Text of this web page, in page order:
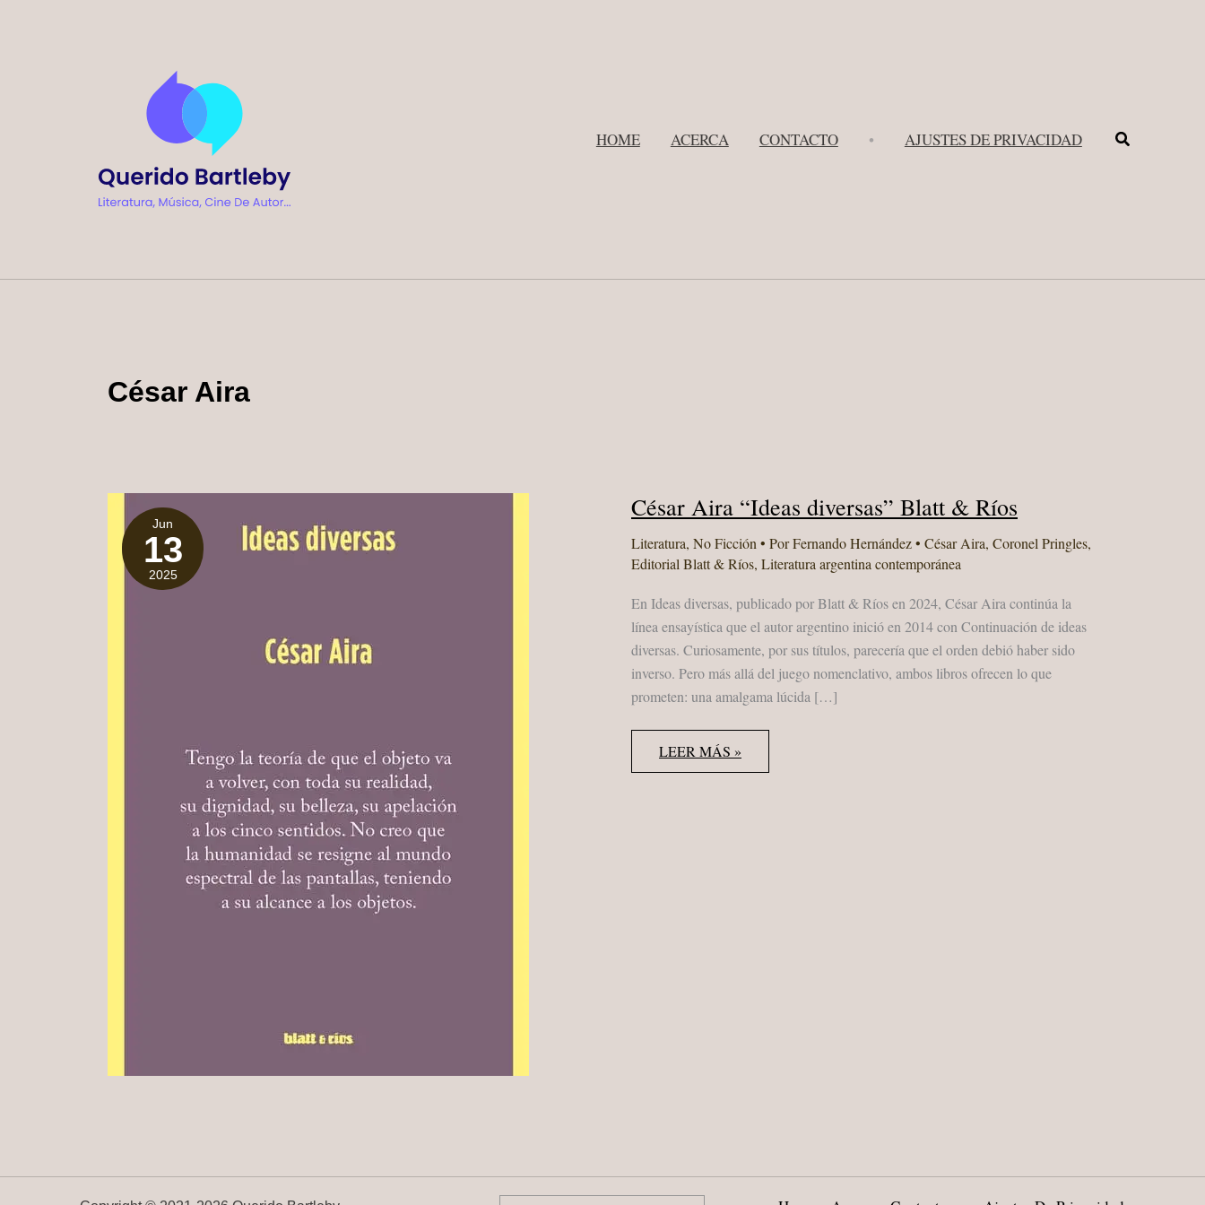
HOME ACERCA CONTACTO • AJUSTES DE PRIVACIDAD Buscar
César Aira
Jun
13
2025
César Aira “Ideas diversas” Blatt & Ríos
Literatura, No Ficción• PorFernando Hernández• César Aira, Coronel Pringles,
Editorial Blatt & Ríos, Literatura argentina contemporánea
En Ideas diversas, publicado por Blatt & Ríos en 2024, César Aira continúa la
línea ensayística que el autor argentino inició en 2014 con Continuación de ideas
diversas. Curiosamente, por sus títulos, parecería que el orden debió haber sido
inverso. Pero más allá del juego nomenclativo, ambos libros ofrecen lo que
prometen: una amalgama lúcida […]
CÉSAR
AIRA
“IDEAS
LEER MÁS »